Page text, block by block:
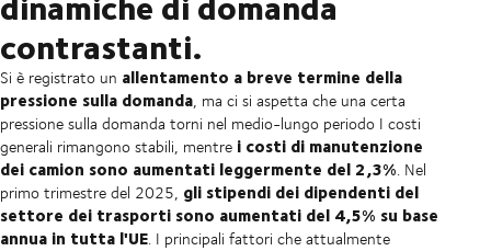
contrastanti.
Si è registrato un allentamento a breve termine della
pressione sulla domanda, ma ci si aspetta che una certa
pressione sulla domanda torni nel medio-lungo periodo I costi
generali rimangono stabili, mentre i costi di manutenzione
dei camion sono aumentati leggermente del 2,3%. Nel
primo trimestre del 2025, gli stipendi dei dipendenti del
settore dei trasporti sono aumentati del 4,5% su base
annua in tutta l'UE. I principali fattori che attualmente